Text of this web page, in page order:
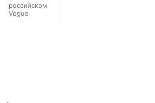
российском
Vogue